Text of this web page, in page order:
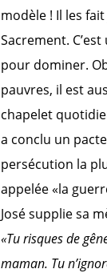
modèle ! Il les
Sacrement.
pour dominer.
pauvres, il est
chapelet
a conclu un
persécution la
appelée «la
José supplie sa
«Tu risques de
maman. Tu